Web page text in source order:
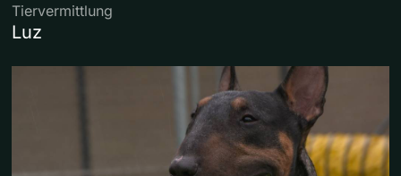
Tiervermittlung
Luz